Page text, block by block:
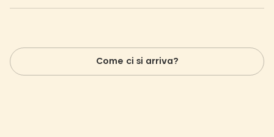
Come ci si arriva?